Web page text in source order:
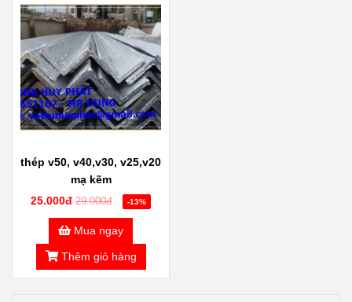
thép v50, v40,v30, v25,v20
mạ kẽm
25.000đ 29.000đ -13%
Mua ngay
Thêm giỏ hàng